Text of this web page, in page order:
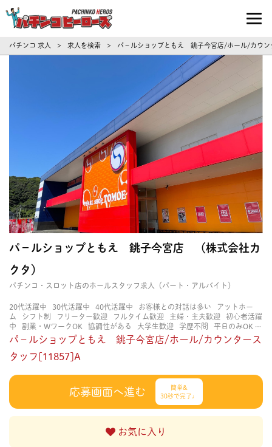
パチンコ求人・転職ならパチンコヒーロ
パチンコ 求人 > 求人を検索 > パ－ルショップともえ 銚子今宮店/ホール/カウ
パ－ルショップともえ 銚子今宮店 （株式会社カ
クタ）
パチンコ・スロット店のホールスタッフ求人（パート・アルバイト）
20代活躍中 30代活躍中 40代活躍中 お客様との対話は多い
アットホー
ム
シフト制 フリーター歓迎 フルタイム歓迎 主婦・主夫歓迎
初心者活躍
中
副業・WワークOK 協調性がある 大学生歓迎 学歴不問
平日のみOK
扶養内勤務OK
知識・経験不要 研修あり 立ち仕事 茶髪OK
賑やかな職
長く働ける 長期歓迎
パ－ルショップともえ 銚子今宮店/ホール/カウンタース
タッフ[11857]A
応募画面へ進む
簡単&
30秒で完了♩
お気に入り